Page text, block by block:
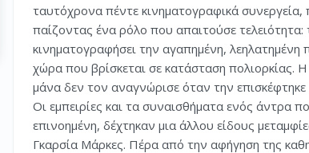
ταυτόχρονα πέντε κινηματογραφικά συνεργεία,
παίζοντας ένα ρόλο που απαιτούσε
κινηματογραφήσει την αγαπημένη,
χώρα που βρίσκεται σε κατάσταση πολιορκίας.
μάνα δεν τον αναγνώρισε όταν την επισκέφτηκε
Οι εμπειρίες και τα συναισθήματα ενός άντρα
επινοημένη, δέχτηκαν μια άλλου είδους
Γκαρσία Μάρκες. Πέρα από την αφήγηση της